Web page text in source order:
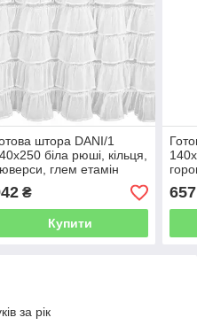
штора DANI/1
біла рюші, кільця,
глем етамін
₴
Купити
657
за рік